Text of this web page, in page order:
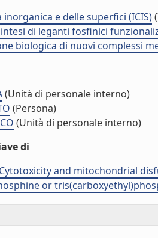
e delle superfici (ICIS)
di leganti fosfinici
biologica di nuovi complessi
(Unità di personale interno)
(Persona)
(Unità di personale interno)
di
and mitochondrial
or